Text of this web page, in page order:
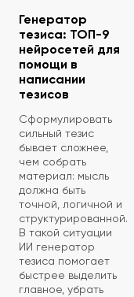
Генератор
тезиса: ТОП-9
нейросетей для
помощи в
написании
тезисов
Сформулировать
сильный тезис
бывает сложнее,
чем собрать
материал: мысль
должна быть
точной, логичной и
структурированной.
В такой ситуации
ИИ генератор
тезиса помогает
быстрее выделить
главное, убрать